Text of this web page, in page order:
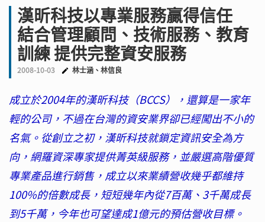
漢昕科技以專業服務贏得信任
結合管理顧問、技術服務、教育
訓練 提供完整資安服務
2008-10-03 林士涵、林信良
成立於2004年的漢昕科技（BCCS），還算是一家年
輕的公司，不過在台灣的資安業界卻已經闖出不小的
名氣。從創立之初，漢昕科技就鎖定資訊安全為方
向，網羅資深專家提供菁英級服務，並嚴選高階優質
專業產品進行銷售，成立以來業績營收幾乎都維持
100%的倍數成長，短短幾年內從7百萬、3千萬成長
到5千萬，今年也可望達成1億元的預估營收目標。